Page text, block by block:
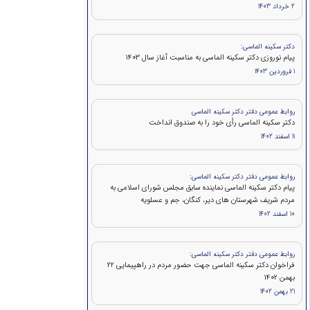
2 خرداد 1403
دکتر سکینه الماسی:
پیام نوروزی دکتر سکینه الماسی به مناسبت آغاز سال 1403
1 فروردین 1403
روابط عمومی دفتر دکتر سکینه الماسی
دکتر سکینه الماسی رأی خود را به صندوق انداخت
11 اسفند 1402
روابط عمومی دفتر دکتر سکینه الماسی:
پیام دکتر سکینه الماسی نماینده سابق مجلس شورای اسلامی به
مردم شریف شهرستان های دیر، کنگان، جم و عسلویه
10 اسفند 1402
روابط عمومی دفتر دکتر سکینه الماسی:
فراخوان دکتر سکینه الماسی جهت حضور مردم در راهپیمایی ۲۲
بهمن 1402
21 بهمن 1402